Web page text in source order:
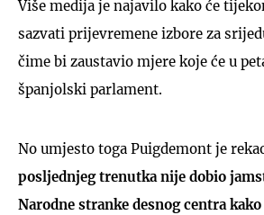
Više medija je najavilo kako će
sazvati prijevremene izbore za
čime bi zaustavio mjere koje će u
španjolski parlament.
No umjesto toga Puigdemont je
posljednjeg trenutka nije dobio
Narodne stranke desnog centra